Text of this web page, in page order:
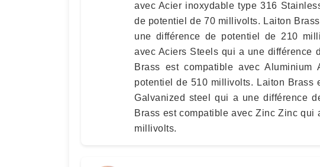
avec Acier inoxydable type 316
de potentiel de 70 millivolts. Laiton
une différence de potentiel de 210
avec Aciers Steels qui a une différence
Brass est compatible avec
potentiel de 510 millivolts. Laiton Brass
Galvanized steel qui a une différence
Brass est compatible avec Zinc Zinc
millivolts.